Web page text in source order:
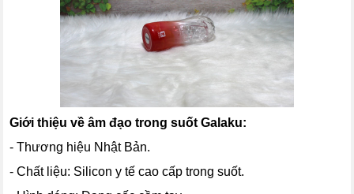
Giới thiệu về âm đạo trong suốt Galaku:
- Thương hiệu Nhật Bản.
- Chất liệu: Silicon y tế cao cấp trong suốt.